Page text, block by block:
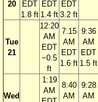
20
EDT
1.8 ft
EDT
1.4 ft
EDT
3.2 ft
Tue
21
12:20
AM
EDT
−0.5
ft
7:15
AM
EDT
1.6 ft
9:36
AM
EDT
1.5 ft
Wed
1:19
AM
8:40
AM
9:28
AM